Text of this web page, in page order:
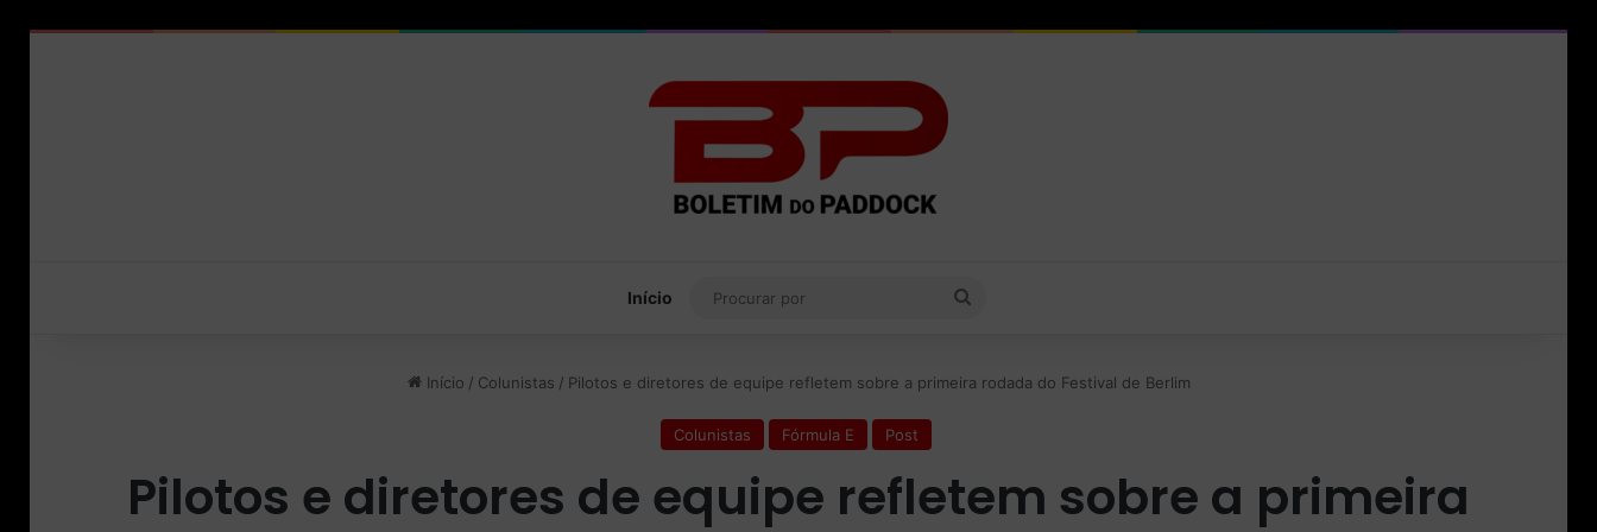
Início
Início / Colunistas / Pilotos e diretores de equipe refletem sobre a primeira rodada do Festival de Berlim
Colunistas Fórmula E Post
Pilotos e diretores de equipe refletem sobre a primeira